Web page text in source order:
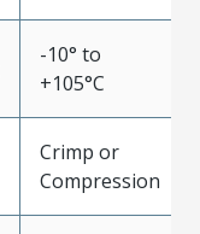
-10° to
+105°C
Crimp or
Compression